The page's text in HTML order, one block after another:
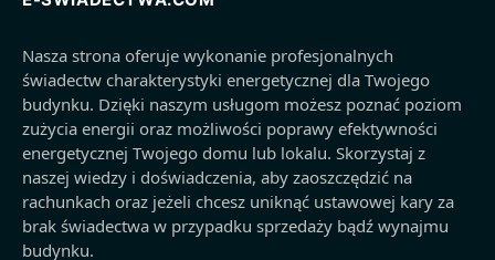
Nasza strona oferuje wykonanie profesjonalnych
świadectw charakterystyki energetycznej dla Twojego
budynku. Dzięki naszym usługom możesz poznać poziom
zużycia energii oraz możliwości poprawy efektywności
energetycznej Twojego domu lub lokalu. Skorzystaj z
naszej wiedzy i doświadczenia, aby zaoszczędzić na
rachunkach oraz jeżeli chcesz uniknąć ustawowej kary za
brak świadectwa w przypadku sprzedaży bądź wynajmu
budynku.